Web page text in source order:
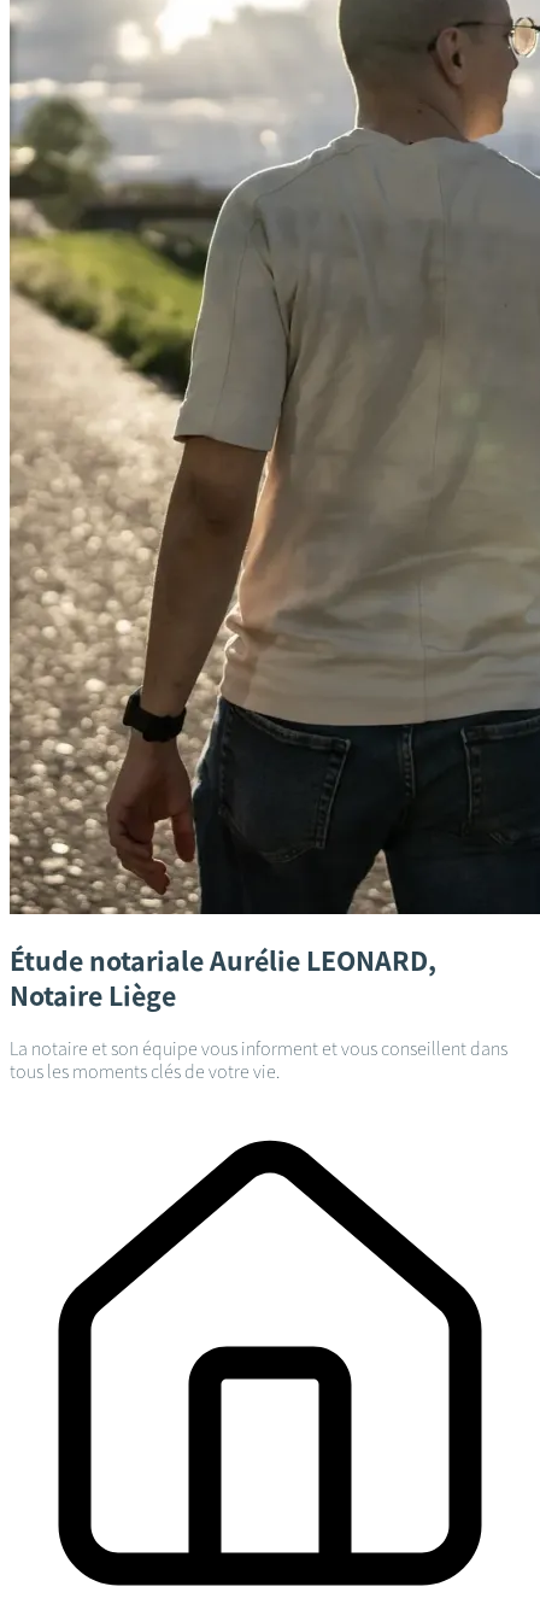
Étude notarialeAurélie LEONARD,
Notaire Liège
La notaire et son équipe vous informent et vous conseillent dans
tous les moments clés de votre vie.